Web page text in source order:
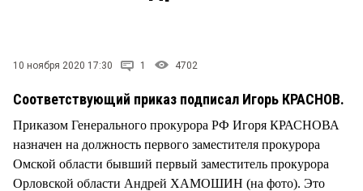
10 ноября 2020 17:30 1 4702
Соответствующий приказ подписал Игорь КРАСНОВ.
Приказом Генерального прокурора РФ Игоря КРАСНОВА
назначен на должность первого заместителя прокурора
Омской области бывший первый заместитель прокурора
Орловской области Андрей ХАМОШИН (на фото). Это